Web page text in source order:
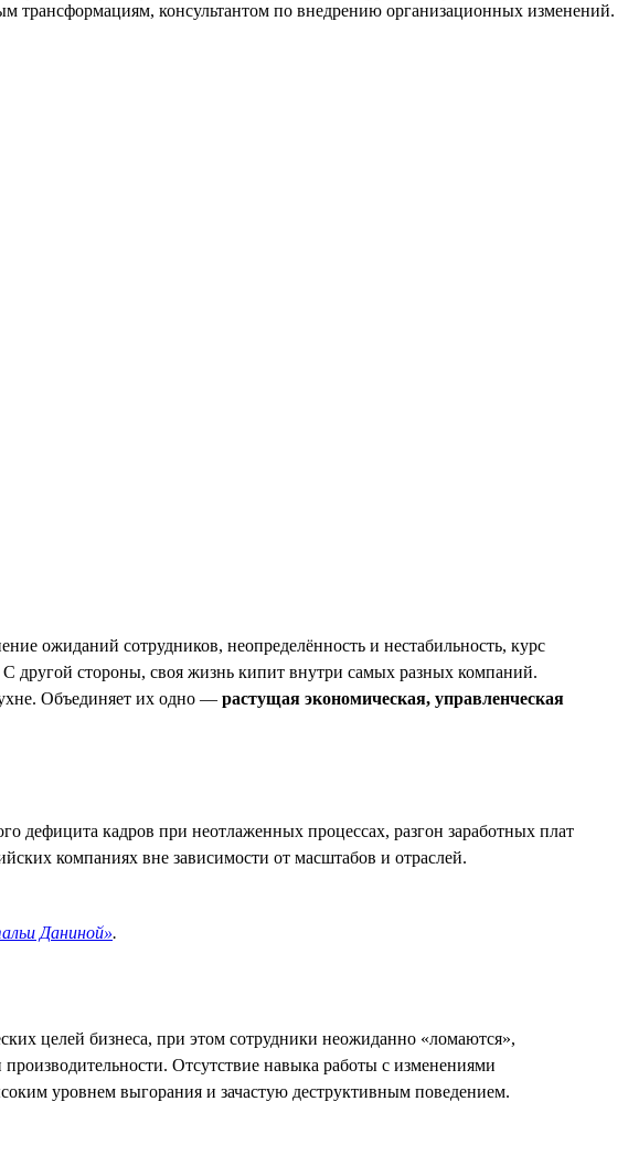
трансформациям, консультантом по внедрению организационных изменений.
ожиданий сотрудников, неопределённость и нестабильность, курс
С другой стороны, своя жизнь кипит внутри самых разных компаний.
Объединяет их одно — растущая экономическая, управленческая
дефицита кадров при неотлаженных процессах, разгон заработных плат
компаниях вне зависимости от масштабов и отраслей.
Даниной».
целей бизнеса, при этом сотрудники неожиданно «ломаются»,
Отсутствие навыка работы с изменениями
уровнем выгорания и зачастую деструктивным поведением.